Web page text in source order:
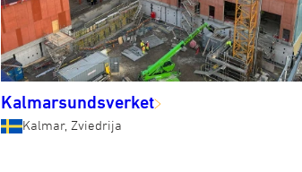
Kalmarsundsverket
Kalmar, Zviedrija